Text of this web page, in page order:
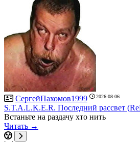
СергейПахомов1999 2026-08-06
S.T.A.L.K.E.R. Последний рассвет
Встаньте на раздачу хто нить
Читать →